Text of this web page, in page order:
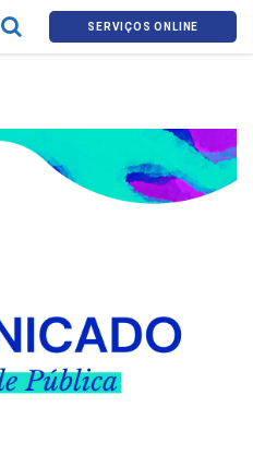
SERVIÇOS ONLINE